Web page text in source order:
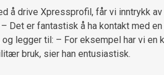
å drive Xpressprofil, får vi inntrykk
Det er fantastisk å ha kontakt med
legger til: – For eksempel har vi
bruk, sier han entusiastisk.